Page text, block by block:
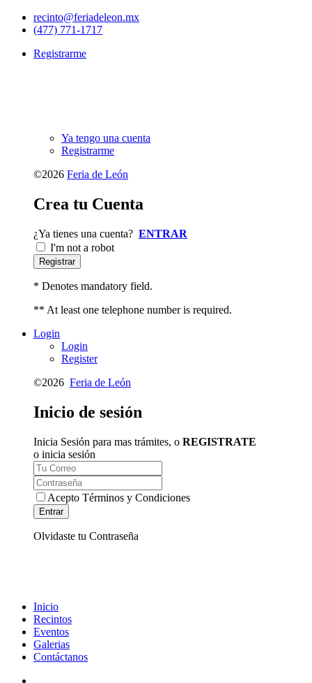
recinto@feriadeleon.mx
(477) 771-1717
Registrarme
Ya tengo una cuenta
Registrarme
©2026 Feria de León
Crea tu Cuenta
¿Ya tienes una cuenta? ENTRAR
I'm not a robot
Registrar
* Denotes mandatory field.
** At least one telephone number is required.
Login
Login
Register
©2026 Feria de León
Inicio de sesión
Inicia Sesión para mas trámites, o REGISTRATE
o inicia sesión
Acepto Términos y Condiciones
Entrar
Olvidaste tu Contraseña
Inicio
Recintos
Eventos
Galerias
Contáctanos